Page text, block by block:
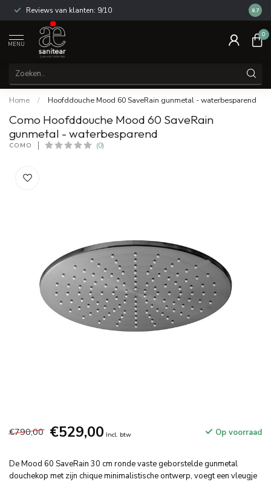
Reviews van klanten: 9/10 14
8.7
MENU
0
Home / Hoofddouche Mood 60 SaveRain gunmetal - waterbesparend
Como Hoofddouche Mood 60 SaveRain
gunmetal - waterbesparend
COMO (0)
€790,00 €529,00 Incl. btw Op voorraad
De Mood 60 SaveRain 30 cm ronde vaste geborstelde gunmetal
douchekop met zijn chique minimalistische ontwerp, voegt een vleugje